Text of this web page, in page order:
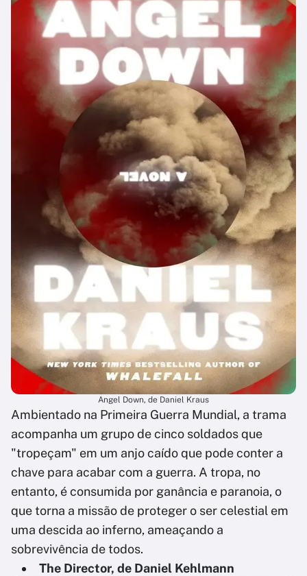
Angel Down, de Daniel Kraus
Ambientado na Primeira Guerra Mundial, a trama
acompanha um grupo de cinco soldados que
"tropeçam" em um anjo caído que pode conter a
chave para acabar com a guerra. A tropa, no
entanto, é consumida por ganância e paranoia, o
que torna a missão de proteger o ser celestial em
uma descida ao inferno, ameaçando a
sobrevivência de todos.
The Director, de Daniel Kehlmann